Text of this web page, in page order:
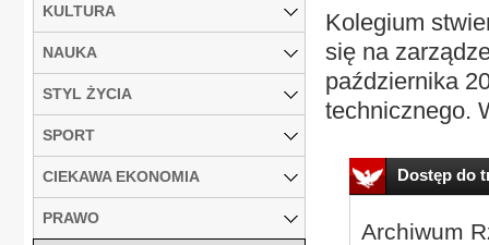
Kolegium
się na
października
technicznego.
Dostęp do
Archiwum
KULTURA
NAUKA
STYL ŻYCIA
SPORT
CIEKAWA EKONOMIA
PRAWO